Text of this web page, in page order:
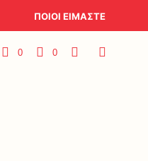
ΠΟΙΟΙ ΕΙΜΑΣΤΕ
0 0